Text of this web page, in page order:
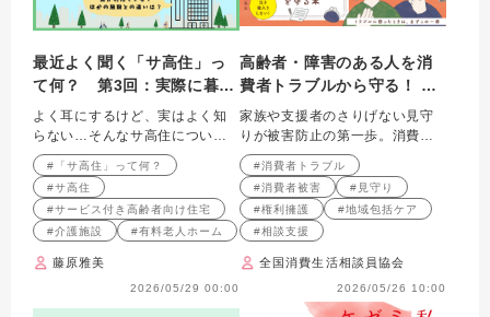
最近よく聞く「サ高住」っ
て何？ 第3回：実際に暮ら
しているのはどんな人？ 〜
タイプ別・エピソード別の
「暮らし」のリアル〜
よく耳にするけど、実はよく知
らない…そんなサ高住について
解説します
#「サ高住」って何？
#サ高住
#サービス付き高齢者向け住宅
#介護施設
#有料老人ホーム
藤原雅美
2026/05/29 00:00
高齢者・障害のある人を消
費者トラブルから守る！ 家
族と支援者のための「気づ
き」と「声かけ」
家族や支援者のさりげない見守
りが被害防止の第一歩。消費者
トラブルのサインと相談につな
ぐための対応を紹
#消費者トラブル
#消費者被害
#見守り
#権利擁護
#地域包括ケア
#相談支援
全国消費生活相談員協会
2026/05/26 10:00